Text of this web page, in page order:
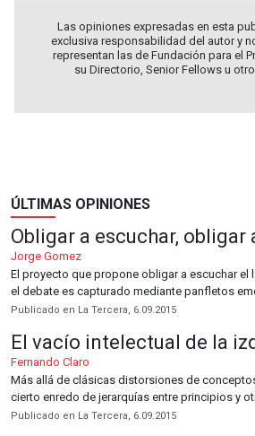
Las opiniones expresadas en esta
exclusiva responsabilidad del autor y
representan las de Fundación para el
su Directorio, Senior Fellows u
ÚLTIMAS OPINIONES
Obligar a escuchar, obligar
Jorge Gomez
El proyecto que propone obligar a escuchar
el debate es capturado mediante panfletos
Publicado en La Tercera, 6.09.2015
El vacío intelectual de la
Fernando Claro
Más allá de clásicas distorsiones de
cierto enredo de jerarquías entre principios y
Publicado en La Tercera, 6.09.2015